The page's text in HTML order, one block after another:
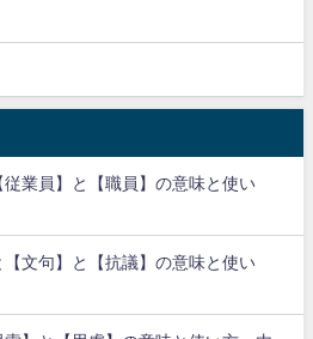
従業員】と【職員】の意味と使い
【文句】と【抗議】の意味と使い